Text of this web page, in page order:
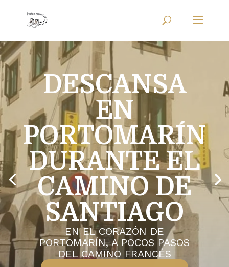
DESCANSA
EN
PORTOMARÍN
DURANTE EL
CAMINO DE
SANTIAGO
EN EL CORAZÓN DE
PORTOMARÍN, A POCOS PASOS
DEL CAMINO FRANCÉS